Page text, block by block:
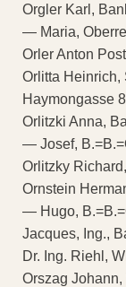
Orgler Karl,
— Maria,
Orler Anton
Orlitta Heinrich,
Haymongasse 8
Orlitzki Anna,
— Josef,
Orlitzky
Ornstein
— Hugo,
Jacques, Ing.,
Dr. Ing. Riehl,
Orszag Johann,